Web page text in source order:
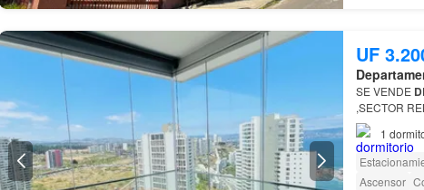
UF
SE VENDE
,SECTOR
1
Ascensor